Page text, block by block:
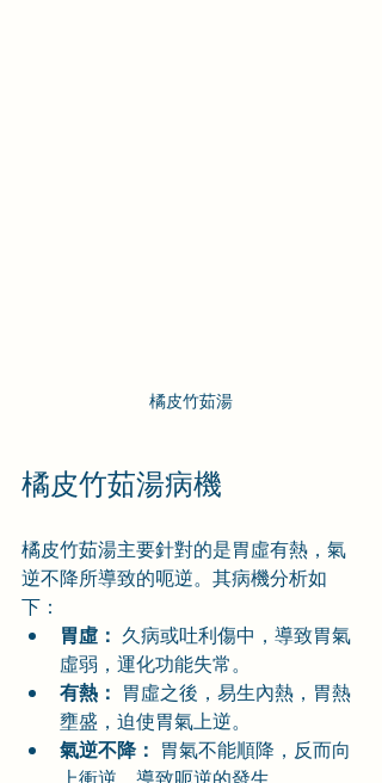
橘皮竹茹湯
橘皮竹茹湯病機
橘皮竹茹湯主要針對的是胃虛有熱，氣
逆不降所導致的呃逆。其病機分析如
下：
胃虛： 久病或吐利傷中，導致胃氣
虛弱，運化功能失常。
有熱： 胃虛之後，易生內熱，胃熱
壅盛，迫使胃氣上逆。
氣逆不降： 胃氣不能順降，反而向